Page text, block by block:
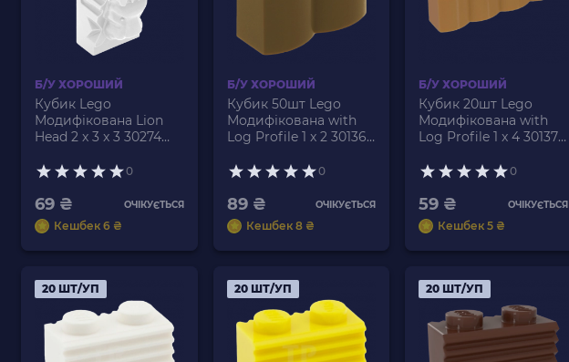
Б/У ХОРОШИЙ
Кубик Lego
Модифікована Lion
Head 2 x 3 x 3 30274
6146972 Light Bluish
0
69 ₴ ОЧІКУЄТЬСЯ
Кешбек 6 ₴
Б/У ХОРОШИЙ
Кубик 50шт Lego
Модифікована with
Log Profile 1 x 2 30136
0
89 ₴ ОЧІКУЄТЬСЯ
Кешбек 8 ₴
Б/У ХОРОШИЙ
Кубик 20шт Lego
Модифікована with
Log Profile 1 x 4 30137
Nougat Б/У
0
59 ₴ ОЧІКУЄТЬСЯ
Кешбек 5 ₴
20 ШТ/УП 20 ШТ/УП 20 ШТ/УП